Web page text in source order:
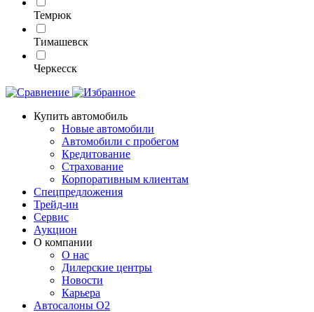
Темрюк
Тимашевск
Черкесск
Купить автомобиль
Новые автомобили
Автомобили с пробегом
Кредитование
Страхование
Корпоративным клиентам
Спецпредложения
Трейд-ин
Сервис
Аукцион
О компании
О нас
Дилерские центры
Новости
Карьера
Автосалоны O2